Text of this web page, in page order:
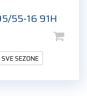
55-16 91H
SVE SEZONE